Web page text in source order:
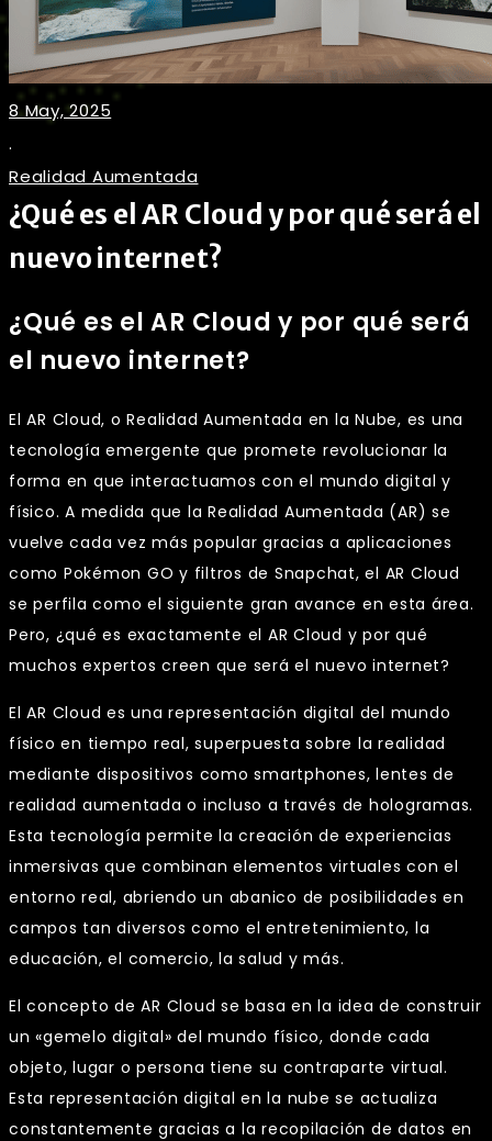
8 May, 2025
.
Realidad Aumentada
¿Qué es el AR Cloud y por qué será el
nuevo internet?
¿Qué es el AR Cloud y por qué será
el nuevo internet?
El AR Cloud, o Realidad Aumentada en la Nube, es una
tecnología emergente que promete revolucionar la
forma en que interactuamos con el mundo digital y
físico. A medida que la Realidad Aumentada (AR) se
vuelve cada vez más popular gracias a aplicaciones
como Pokémon GO y filtros de Snapchat, el AR Cloud
se perfila como el siguiente gran avance en esta área.
Pero, ¿qué es exactamente el AR Cloud y por qué
muchos expertos creen que será el nuevo internet?
El AR Cloud es una representación digital del mundo
físico en tiempo real, superpuesta sobre la realidad
mediante dispositivos como smartphones, lentes de
realidad aumentada o incluso a través de hologramas.
Esta tecnología permite la creación de experiencias
inmersivas que combinan elementos virtuales con el
entorno real, abriendo un abanico de posibilidades en
campos tan diversos como el entretenimiento, la
educación, el comercio, la salud y más.
El concepto de AR Cloud se basa en la idea de construir
un «gemelo digital» del mundo físico, donde cada
objeto, lugar o persona tiene su contraparte virtual.
Esta representación digital en la nube se actualiza
constantemente gracias a la recopilación de datos en